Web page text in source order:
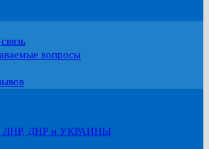
вопросы
ДНР и УКРАИНЫ